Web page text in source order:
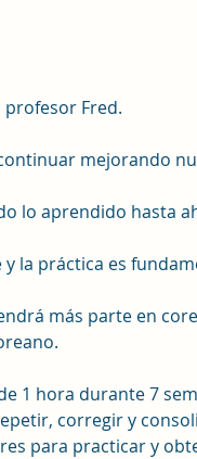
profesor Fred.
mejorando
lo aprendido hasta
la práctica es
más parte en
1 hora durante 7
corregir y
para practicar y